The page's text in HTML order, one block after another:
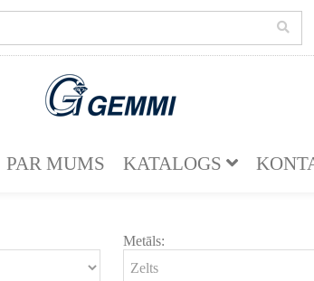
PAR MUMS KATALOGS
Metāls: